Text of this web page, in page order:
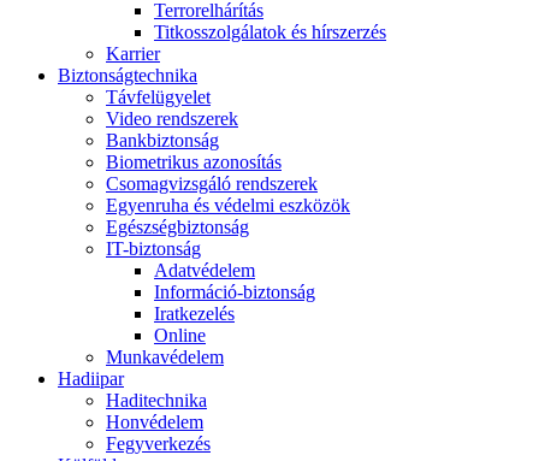
Terrorelhárítás
Titkosszolgálatok és hírszerzés
Karrier
Biztonságtechnika
Távfelügyelet
Video rendszerek
Bankbiztonság
Biometrikus azonosítás
Csomagvizsgáló rendszerek
Egyenruha és védelmi eszközök
Egészségbiztonság
IT-biztonság
Adatvédelem
Információ-biztonság
Iratkezelés
Online
Munkavédelem
Hadiipar
Haditechnika
Honvédelem
Fegyverkezés